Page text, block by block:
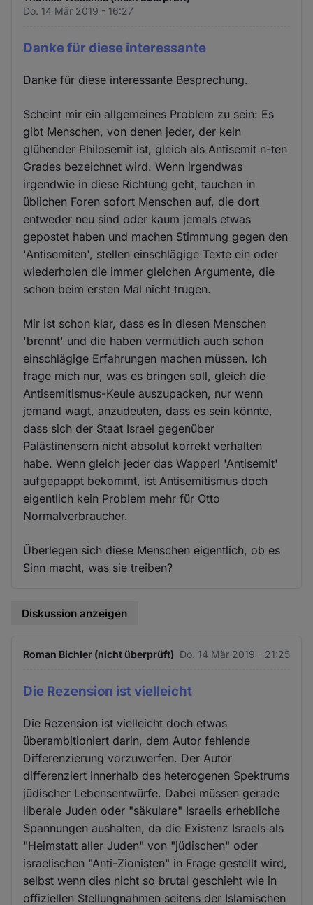
Do. 14 Mär 2019 - 16:27
Danke für diese interessante
Danke für diese interessante Besprechung.
Scheint mir ein allgemeines Problem zu sein: Es
gibt Menschen, von denen jeder, der kein
glühender Philosemit ist, gleich als Antisemit n-ten
Grades bezeichnet wird. Wenn irgendwas
irgendwie in diese Richtung geht, tauchen in
üblichen Foren sofort Menschen auf, die dort
entweder neu sind oder kaum jemals etwas
gepostet haben und machen Stimmung gegen den
'Antisemiten', stellen einschlägige Texte ein oder
wiederholen die immer gleichen Argumente, die
schon beim ersten Mal nicht trugen.
Mir ist schon klar, dass es in diesen Menschen
'brennt' und die haben vermutlich auch schon
einschlägige Erfahrungen machen müssen. Ich
frage mich nur, was es bringen soll, gleich die
Antisemitismus-Keule auszupacken, nur wenn
jemand wagt, anzudeuten, dass es sein könnte,
dass sich der Staat Israel gegenüber
Palästinensern nicht absolut korrekt verhalten
habe. Wenn gleich jeder das Wapperl 'Antisemit'
aufgepappt bekommt, ist Antisemitismus doch
eigentlich kein Problem mehr für Otto
Normalverbraucher.
Überlegen sich diese Menschen eigentlich, ob es
Sinn macht, was sie treiben?
Diskussion anzeigen
Roman Bichler (nicht überprüft) Do. 14 Mär 2019 - 21:25
Die Rezension ist vielleicht
Die Rezension ist vielleicht doch etwas
überambitioniert darin, dem Autor fehlende
Differenzierung vorzuwerfen. Der Autor
differenziert innerhalb des heterogenen Spektrums
jüdischer Lebensentwürfe. Dabei müssen gerade
liberale Juden oder "säkulare" Israelis erhebliche
Spannungen aushalten, da die Existenz Israels als
"Heimstatt aller Juden" von "jüdischen" oder
israelischen "Anti-Zionisten" in Frage gestellt wird,
selbst wenn dies nicht so brutal geschieht wie in
offiziellen Stellungnahmen seitens der Islamischen